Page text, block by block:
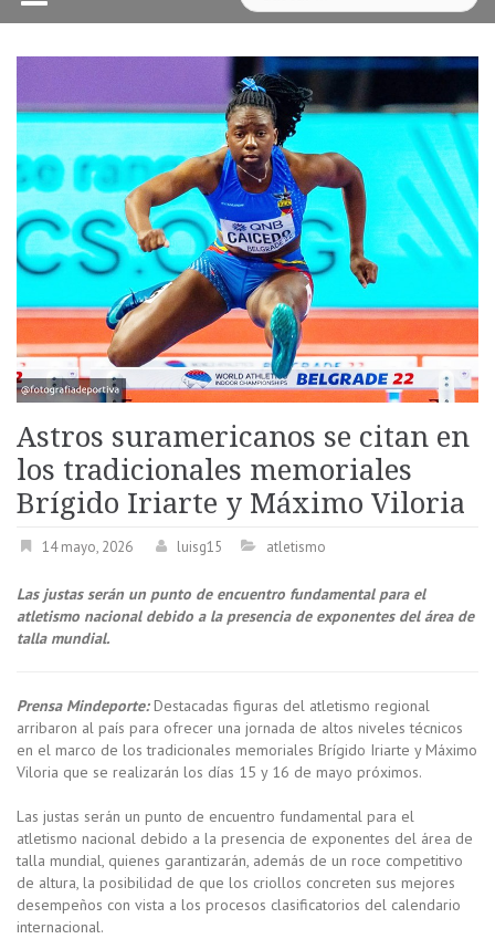
Astros suramericanos se citan en
los tradicionales memoriales
Brígido Iriarte y Máximo Viloria
14 mayo, 2026 luisg15 atletismo
Las justas serán un punto de encuentro fundamental para el
atletismo nacional debido a la presencia de exponentes del área de
talla mundial.
Prensa Mindeporte:Destacadas figuras del atletismo regional
arribaron al país para ofrecer una jornada de altos niveles técnicos
en el marco de los tradicionales memoriales Brígido Iriarte y Máximo
Viloria que se realizarán los días 15 y 16 de mayo próximos.
Las justas serán un punto de encuentro fundamental para el
atletismo nacional debido a la presencia de exponentes del área de
talla mundial, quienes garantizarán, además de un roce competitivo
de altura, la posibilidad de que los criollos concreten sus mejores
desempeños con vista a los procesos clasificatorios del calendario
internacional.